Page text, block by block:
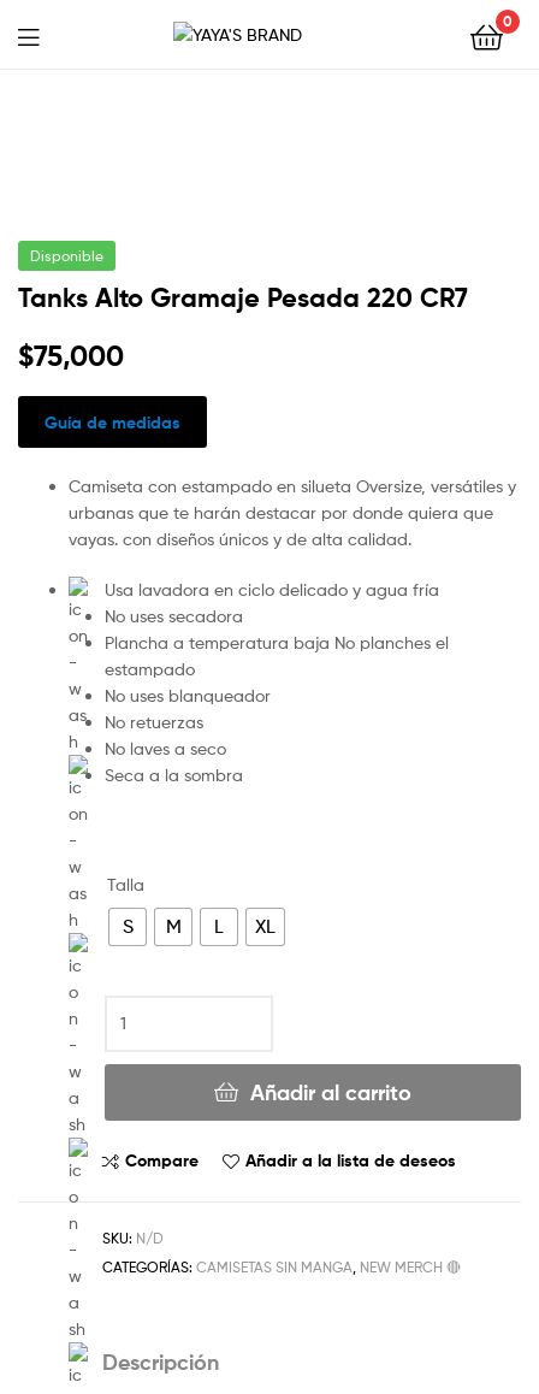
0
Disponible
Tanks Alto Gramaje Pesada 220 CR7
$75,000
Guía de medidas
Camiseta con estampado en silueta Oversize, versátiles y
urbanas que te harán destacar por donde quiera que
vayas. con diseños únicos y de alta calidad.
Usa lavadora en ciclo delicado y agua fría
No uses secadora
Plancha a temperatura baja No planches el
estampado
No uses blanqueador
No retuerzas
No laves a seco
Seca a la sombra
Talla
S M L XL
Añadir al carrito
Compare Añadir a la lista de deseos
SKU: N/D
CATEGORÍAS: CAMISETAS SIN MANGA NEW MERCH 🔴
Descripción